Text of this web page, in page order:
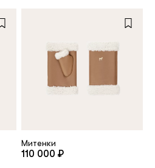
Митенки
110 000 ₽